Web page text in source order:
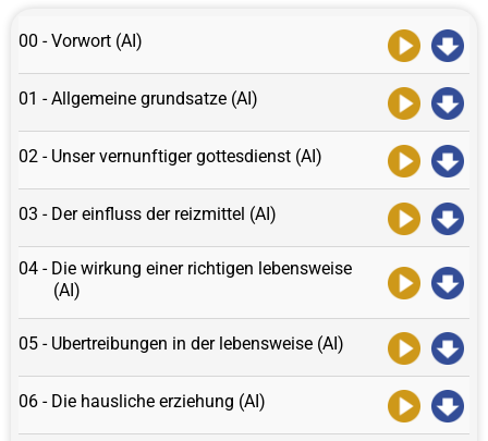
00 - Vorwort (AI)
01 - Allgemeine grundsatze (AI)
02 - Unser vernunftiger gottesdienst (AI)
03 - Der einfluss der reizmittel (AI)
04 - Die wirkung einer richtigen lebensweise
(AI)
05 - Ubertreibungen in der lebensweise (AI)
06 - Die hausliche erziehung (AI)